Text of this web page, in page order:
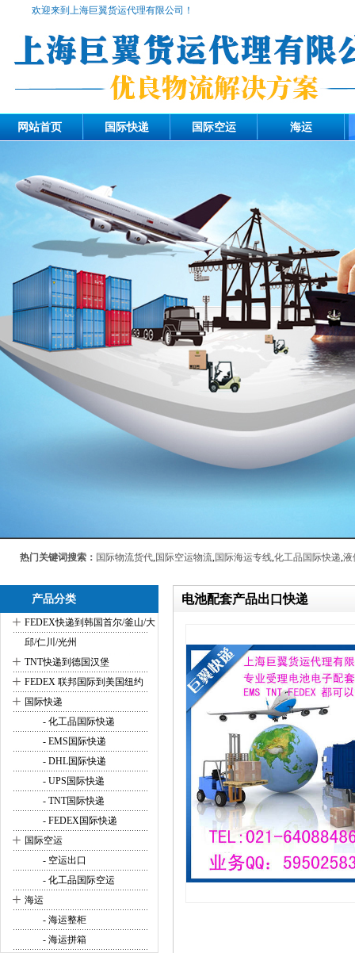
欢迎来到上海巨翼货运代理有限公司！
网站首页 国际快递 国际空运 海运
热门关键词搜索： 国际物流货代,国际空运物流,国际海运专线,化工品国际快递,液
产品分类
+ FEDEX快递到韩国首尔/釜山/大
邱/仁川/光州
+ TNT快递到德国汉堡
+ FEDEX 联邦国际到美国纽约
+ 国际快递
- 化工品国际快递
- EMS国际快递
- DHL国际快递
- UPS国际快递
- TNT国际快递
- FEDEX国际快递
+ 国际空运
- 空运出口
- 化工品国际空运
+ 海运
- 海运整柜
- 海运拼箱
电池配套产品出口快递